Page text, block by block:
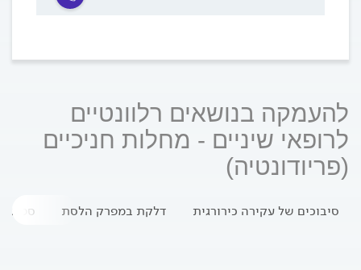
להעמקה בנושאים רלוונטיים
לרופאי שיניים - מחלות חניכיים
(פריודונטיה)
סיבוכים של עקירה כירורגית דלקת במפרק הלסת